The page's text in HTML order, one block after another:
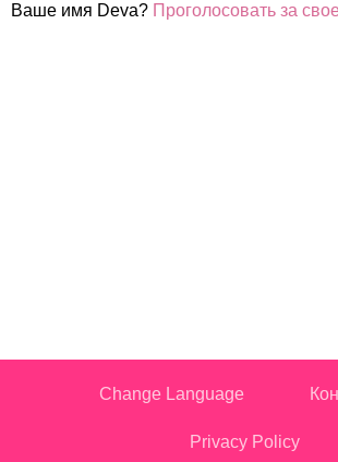
Ваше имя Deva? Проголосовать за
Change Language
Privacy Policy